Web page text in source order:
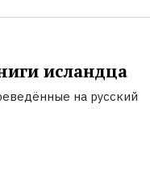
исландца
на русский